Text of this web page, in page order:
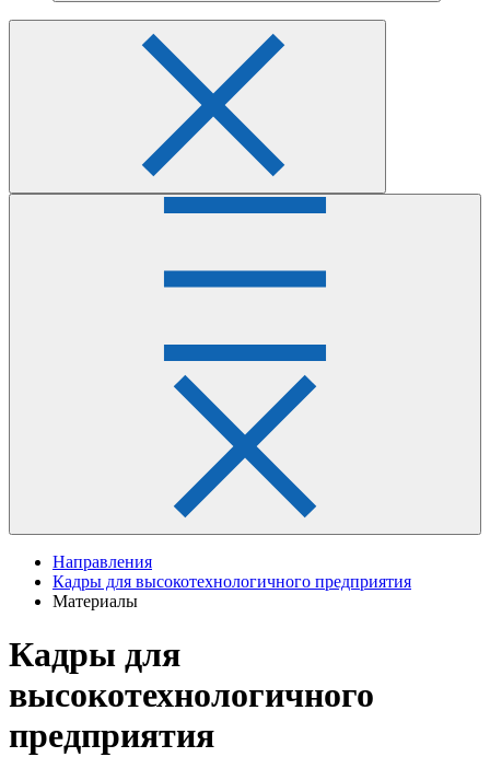
Направления
Кадры для высокотехнологичного предприятия
Материалы
Кадры для
высокотехнологичного
предприятия